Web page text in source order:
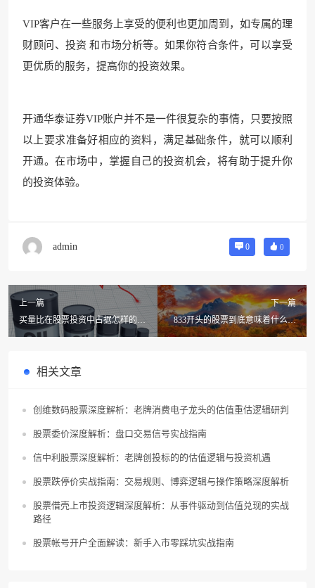
VIP客户在一些服务上享受的便利也更加周到，如专属的理
财顾问、投资 和市场分析等。如果你符合条件，可以享受
更优质的服务，提高你的投资效果。
开通华泰证券VIP账户并不是一件很复杂的事情，只要按照
以上要求准备好相应的资料，满足基础条件，就可以顺利
开通。在市场中，掌握自己的投资机会，将有助于提升你
的投资体验。
admin 0 0
上一篇
买量比在股票投资中占据怎样的地
位？有哪些关键因素需注意？求一
下一篇
833开头的股票到底意味着什么？
有没有人能分享一下？
相关文章
创维数码股票深度解析：老牌消费电子龙头的估值重估逻辑研判
股票委价深度解析：盘口交易信号实战指南
信中利股票深度解析：老牌创投标的的估值逻辑与投资机遇
股票跌停价实战指南：交易规则、博弈逻辑与操作策略深度解析
股票借壳上市投资逻辑深度解析：从事件驱动到估值兑现的实战
路径
股票帐号开户全面解读：新手入市零踩坑实战指南